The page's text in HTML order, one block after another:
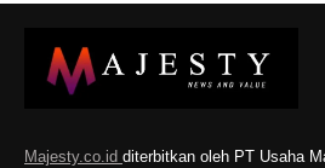
Majesty.co.id diterbitkan oleh PT Usaha